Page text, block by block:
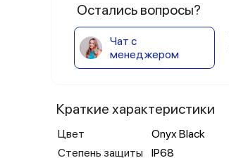
Остались вопросы?
Чат с
менеджером
Краткие характеристики
Цвет
Onyx Black
Степень защиты
IP68